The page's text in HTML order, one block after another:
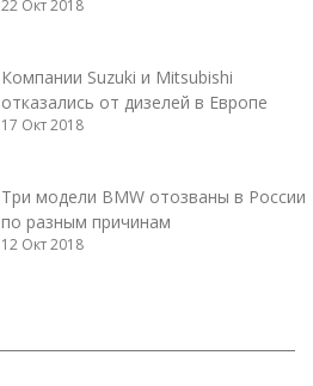
22 Окт 2018
Компании Suzuki и Mitsubishi
отказались от дизелей в Европе
17 Окт 2018
Три модели BMW отозваны в России
по разным причинам
12 Окт 2018